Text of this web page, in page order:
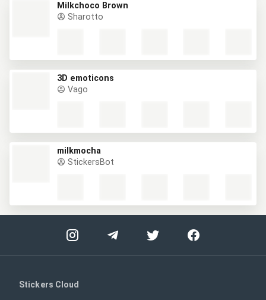
Milkchoco Brown
Sharotto
3D emoticons
Vago
milkmocha
StickersBot
Stickers Cloud